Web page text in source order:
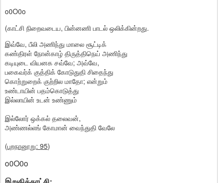
o0O0o
(காட்சி நிறைவடைய, பின்னணி பாடல் ஒலிக்கின்றது.
இவ்வே, பீலி அணிந்து மாலை சூட்டிக்
கண்திரள் நோன்காழ் திருத்திநெய் அணிந்து
கடியுடை வியனக சவ்வே; அவ்வே,
பகைவர்க் குத்திக் கோடுதுதி சிதைந்து
கொற்றுறைக் குற்றில மாதோ; என்றும்
உண்டாயின் பதம்கொடுத்து
இல்லாயின் உடன் உண்ணும்
இல்லோர் ஒக்கல் தலைவன்,
அண்ணல்எங் கோமான் வைந்துதி வேலே
(புறநானூறு: 95)
o0O0o